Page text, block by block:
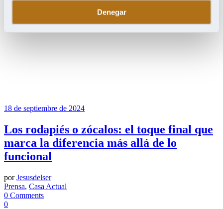
Denegar
18 de septiembre de 2024
Los rodapiés o zócalos: el toque final que
marca la diferencia más allá de lo
funcional
porJesusdelser
Prensa, Casa Actual
0 Comments
0